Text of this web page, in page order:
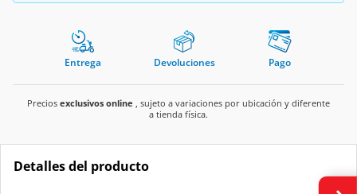
Entrega Devoluciones Pago
Precios exclusivos online , sujeto a variaciones por ubicación y diferente
a tienda física.
Detalles del producto